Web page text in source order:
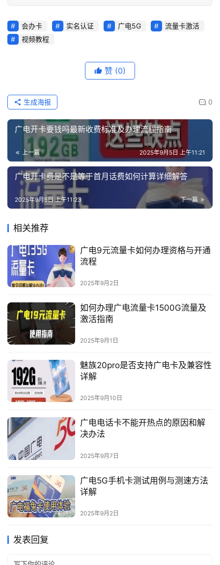
会办卡 实名认证 广电5G
流量卡激活
视频教程
赞 (0)
0
生成海报
广电开卡要钱吗最新收费标准及办理流程指南
上一篇 2025年9月5日 上午11:21
广电开卡费是不是等于首月话费如何计算详细解答
下一篇
2025年9月5日 上午11:23
相关推荐
广电9元流量卡如何办理资格与开通
流程
2025年9月2日
如何办理广电流量卡1500G流量及
激活指南
2025年9月1日
魅族20pro是否支持广电卡及兼容性
详解
2025年9月10日
广电电话卡不能开热点的原因和解
决办法
2025年9月7日
广电5G手机卡测试用例与测速方法
详解
2025年9月2日
发表回复